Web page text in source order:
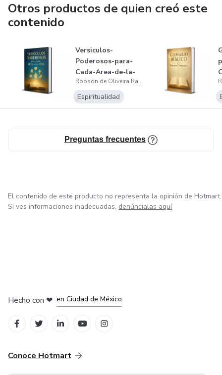
Otros productos de quien creó este
contenido
Versiculos-
Poderosos-para-
Cada-Area-de-la-
Vida
Robson de Oliveira Ramos
Espiritualidad
Preguntas frecuentes
El contenido de este producto no representa la opinión de Hotmart.
Si ves informaciones inadecuadas, denúncialas aquí
Hecho con ❤ en Ciudad de México
Conoce Hotmart